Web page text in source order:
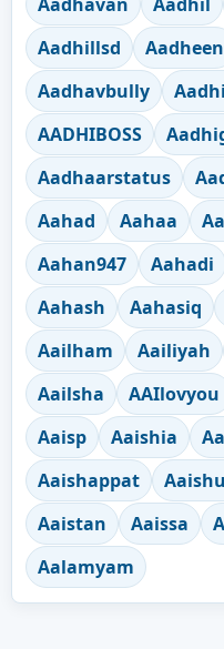
Aadhillsd
Aadheen
Aadhavbully
AADHIBOSS
Aadhaarstatus
Aahad
Aahaa
Aahan947
Aahadi
Aahash
Aahasiq
Aailham
Aailiyah
Aailsha
AAIlovyou
Aaisp
Aaishia
Aaishappat
Aaistan
Aaissa
Aalamyam